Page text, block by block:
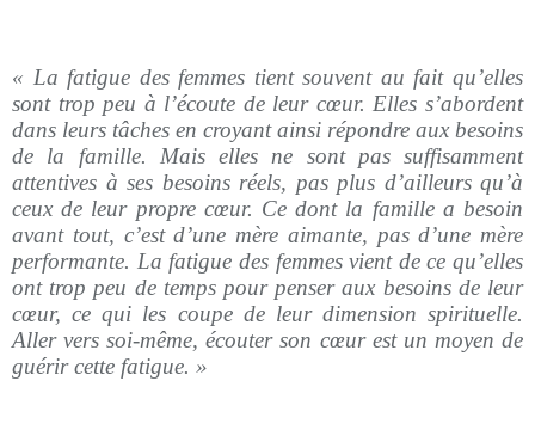
« La fatigue des femmes tient souvent au fait qu’elles
sont trop peu à l’écoute de leur cœur. Elles s’abordent
dans leurs tâches en croyant ainsi répondre aux besoins
de la famille. Mais elles ne sont pas suffisamment
attentives à ses besoins réels, pas plus d’ailleurs qu’à
ceux de leur propre cœur. Ce dont la famille a besoin
avant tout, c’est d’une mère aimante, pas d’une mère
performante. La fatigue des femmes vient de ce qu’elles
ont trop peu de temps pour penser aux besoins de leur
cœur, ce qui les coupe de leur dimension spirituelle.
Aller vers soi-même, écouter son cœur est un moyen de
guérir cette fatigue. »